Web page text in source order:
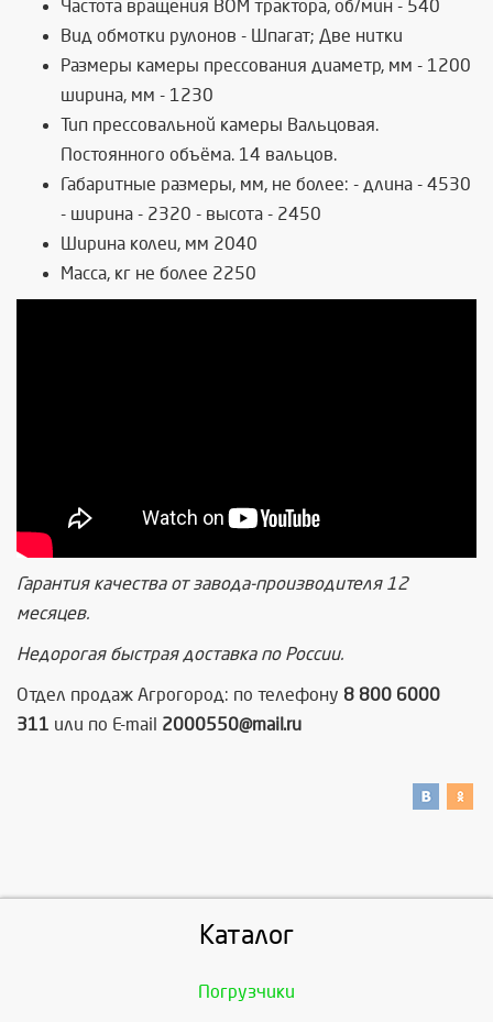
Частота вращения ВОМ трактора, об/мин - 540
Вид обмотки рулонов - Шпагат; Две нитки
Размеры камеры прессования диаметр, мм - 1200
ширина, мм - 1230
Тип прессовальной камеры Вальцовая.
Постоянного объёма. 14 вальцов.
Габаритные размеры, мм, не более: - длина - 4530
- ширина - 2320 - высота - 2450
Ширина колеи, мм 2040
Масса, кг не более 2250
Гарантия качества от завода-производителя 12
месяцев.
Недорогая быстрая доставка по России.
Отдел продаж Агрогород: по телефону 8 800 6000
311 или по E-mail 2000550@mail.ru
Каталог
Погрузчики